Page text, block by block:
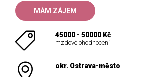
MÁM ZÁJEM
45000 - 50000 Kč
mzdové ohodnocení
okr. Ostrava-město